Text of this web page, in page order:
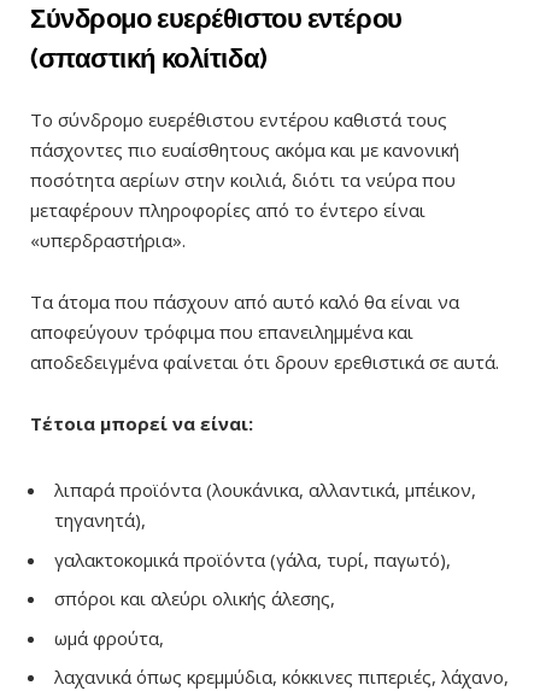
Σύνδρομο ευερέθιστου εντέρου
(σπαστική κολίτιδα)
Το σύνδρομο ευερέθιστου εντέρου καθιστά τους
πάσχοντες πιο ευαίσθητους ακόμα και με κανονική
ποσότητα αερίων στην κοιλιά, διότι τα νεύρα που
μεταφέρουν πληροφορίες από το έντερο είναι
«υπερδραστήρια».
Τα άτομα που πάσχουν από αυτό καλό θα είναι να
αποφεύγουν τρόφιμα που επανειλημμένα και
αποδεδειγμένα φαίνεται ότι δρουν ερεθιστικά σε αυτά.
Τέτοια μπορεί να είναι:
λιπαρά προϊόντα (λουκάνικα, αλλαντικά, μπέικον,
τηγανητά),
γαλακτοκομικά προϊόντα (γάλα, τυρί, παγωτό),
σπόροι και αλεύρι ολικής άλεσης,
ωμά φρούτα,
λαχανικά όπως κρεμμύδια, κόκκινες πιπεριές, λάχανο,